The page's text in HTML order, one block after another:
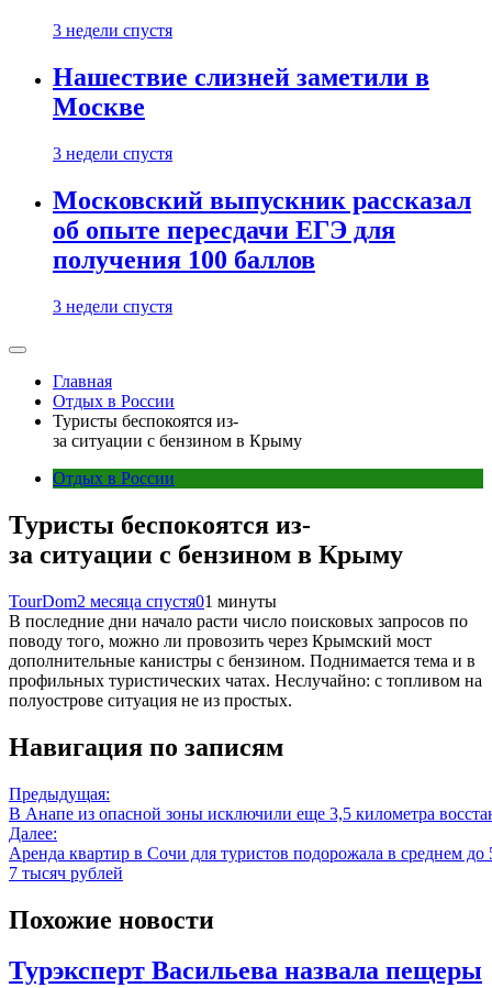
3 недели спустя
Нашествие слизней заметили в
Москве
3 недели спустя
Московский выпускник рассказал
об опыте пересдачи ЕГЭ для
получения 100 баллов
3 недели спустя
Главная
Отдых в России
Туристы беспокоятся из-
за ситуации с бензином в Крыму
Отдых в России
Туристы беспокоятся из-
за ситуации с бензином в Крыму
TourDom2 месяца спустя01 минуты
В последние дни начало расти число поисковых запросов по
поводу того, можно ли провозить через Крымский мост
дополнительные канистры с бензином. Поднимается тема и в
профильных туристических чатах. Неслучайно: с топливом на
полуострове ситуация не из простых.
Навигация по записям
Предыдущая:
В Анапе из опасной зоны исключили еще 3,5 километра
Далее:
Аренда квартир в Сочи для туристов подорожала в среднем до
7 тысяч рублей
Похожие новости
Турэксперт Васильева назвала пещеры